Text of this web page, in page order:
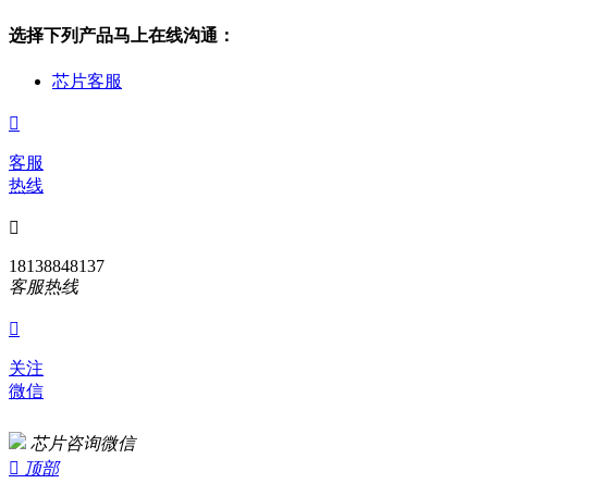
选择下列产品马上在线沟通：
芯片客服

客服
热线

18138848137
客服热线

关注
微信
芯片咨询微信
 顶部